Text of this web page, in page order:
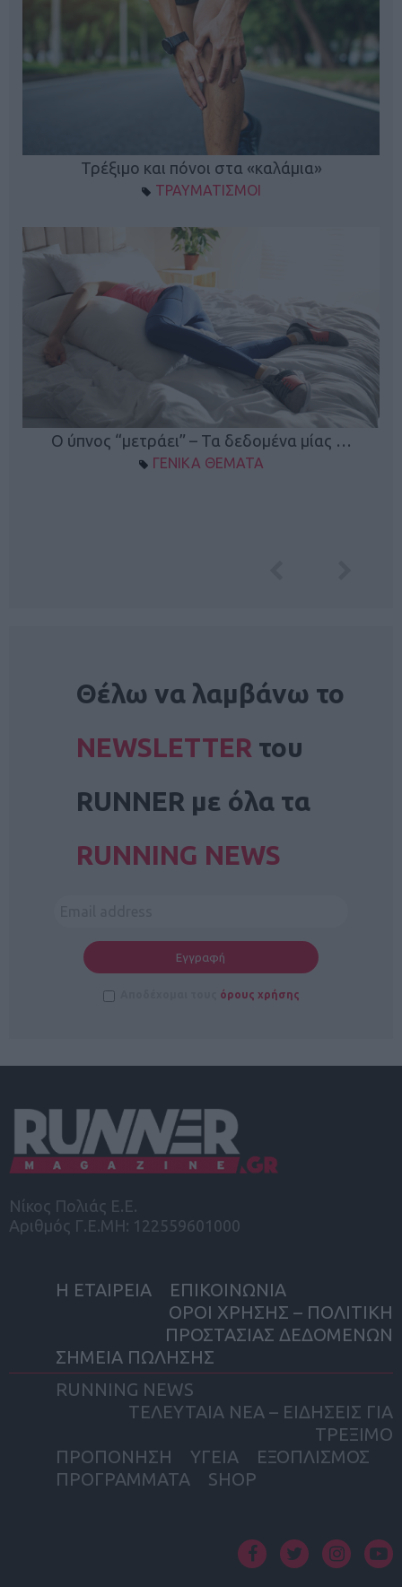
Τρέξιμο και πόνοι στα «καλάμια»
ΤΡΑΥΜΑΤΙΣΜΟΙ
Ο ύπνος “μετράει” – Τα δεδομένα μίας …
ΓΕΝΙΚΑ ΘΕΜΑΤΑ
Θέλω να λαμβάνω το
NEWSLETTER του
RUNNER με όλα τα
RUNNING NEWS
όρους χρήσης
Νίκος Πολιάς Ε.Ε.
Αριθμός Γ.Ε.ΜΗ: 122559601000
Η ΕΤΑΙΡΕΙΑ
ΕΠΙΚΟΙΝΩΝΙΑ
ΟΡΟΙ ΧΡΗΣΗΣ – ΠΟΛΙΤΙΚΗ
ΠΡΟΣΤΑΣΙΑΣ ΔΕΔΟΜΕΝΩΝ
ΣΗΜΕΙΑ ΠΩΛΗΣΗΣ
RUNNING NEWS
ΤΕΛΕΥΤΑΙΑ ΝΕΑ – ΕΙΔΗΣΕΙΣ ΓΙΑ
ΤΡΕΞΙΜΟ
ΠΡΟΠΟΝΗΣΗ
ΥΓΕΙΑ
ΕΞΟΠΛΙΣΜΟΣ
ΠΡΟΓΡΑΜΜΑΤΑ
SHOP